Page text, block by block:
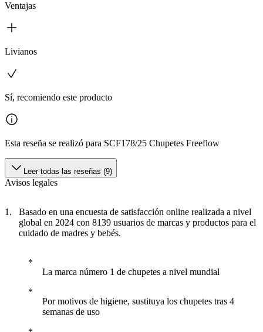
Ventajas
Livianos
Sí, recomiendo este producto
Esta reseña se realizó para SCF178/25 Chupetes Freeflow
Leer todas las reseñas (9)
Avisos legales
Basado en una encuesta de satisfacción online realizada a nivel
global en 2024 con 8139 usuarios de marcas y productos para el
cuidado de madres y bebés.
La marca número 1 de chupetes a nivel mundial
Por motivos de higiene, sustituya los chupetes tras 4
semanas de uso